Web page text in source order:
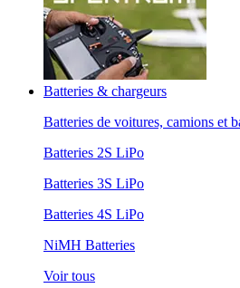
Batteries & chargeurs
Batteries de voitures, camions et
Batteries 2S LiPo
Batteries 3S LiPo
Batteries 4S LiPo
NiMH Batteries
Voir tous